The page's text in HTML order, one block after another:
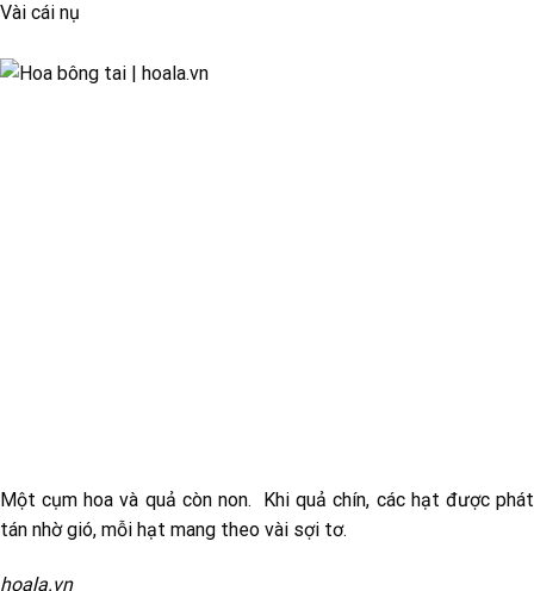
Vài cái nụ
Một cụm hoa và quả còn non. Khi quả chín, các hạt được phát
tán nhờ gió, mỗi hạt mang theo vài sợi tơ.
hoala.vn